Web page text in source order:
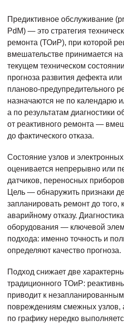
Предиктивное обслуживание
PdM) — это стратегия
ремонта (ТОиР), при которой
вмешательстве принимается
текущем техническом
прогноза развития дефекта
планово-предупредительного
назначаются не по календарю
а по результатам диагностики
от реактивного ремонта —
до фактического отказа.
Состояние узлов и
оценивается непрерывно или
датчиков, переносных
Цель — обнаружить признаки
запланировать ремонт до того,
аварийному отказу.
оборудования — ключевой
подхода: именно точность и
определяют качество прогноза.
Подход снижает две
традиционного ТОиР:
приводит к
повреждениям смежных узлов,
по графику нередко